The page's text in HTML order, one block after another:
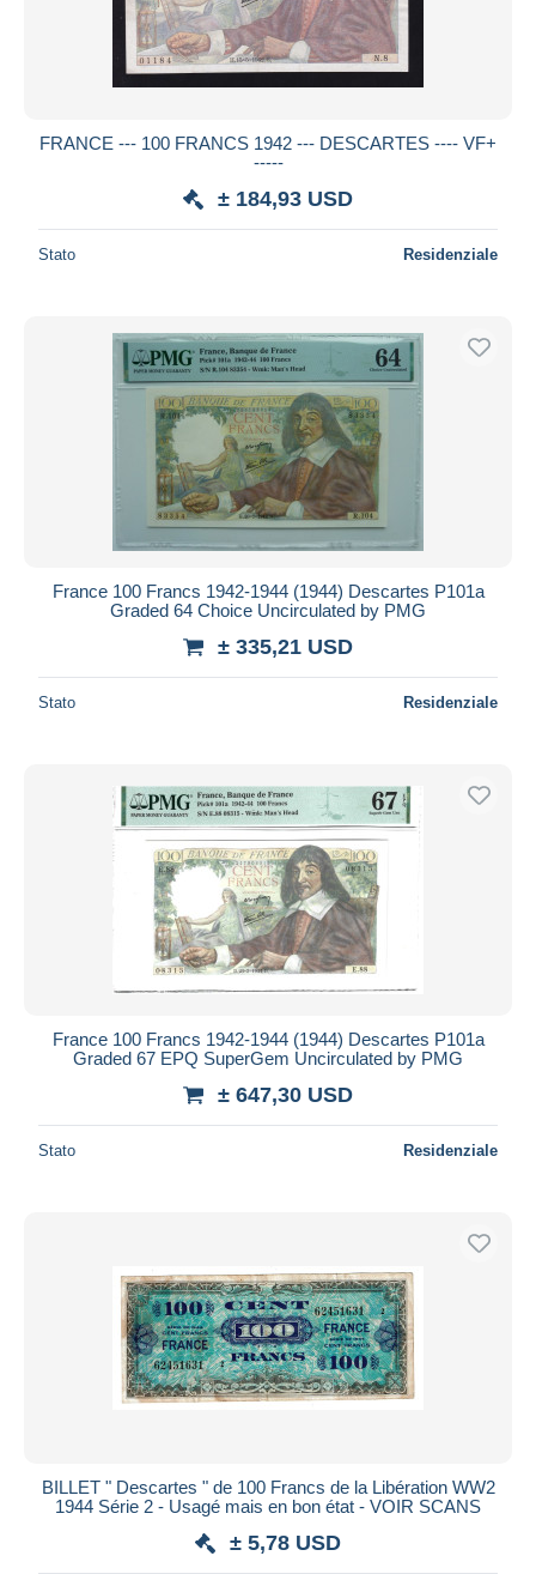
FRANCE --- 100 FRANCS 1942 --- DESCARTES ---- VF+
-----
± 184,93 USD
Stato Residenziale
France 100 Francs 1942-1944 (1944) Descartes P101a
Graded 64 Choice Uncirculated by PMG
± 335,21 USD
Stato Residenziale
France 100 Francs 1942-1944 (1944) Descartes P101a
Graded 67 EPQ SuperGem Uncirculated by PMG
± 647,30 USD
Stato Residenziale
BILLET " Descartes " de 100 Francs de la Libération WW2
1944 Série 2 - Usagé mais en bon état - VOIR SCANS
± 5,78 USD